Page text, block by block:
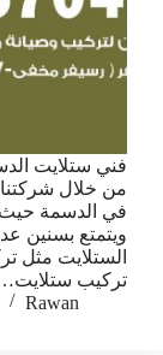
فني ستلايت
من خلال
في الدسمة حيث
ويتمتع بسنين
الستلايت مثل
تركيب
Rawan